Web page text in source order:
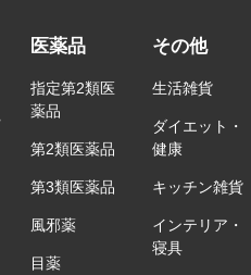
医薬品
指定第2類医
薬品
第2類医薬品
第3類医薬品
風邪薬
目薬
その他
生活雑貨
ダイエット・
健康
キッチン雑貨
インテリア・
寝具